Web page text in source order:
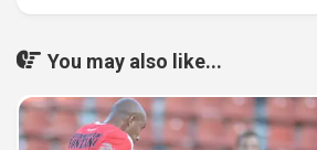
You may also like...